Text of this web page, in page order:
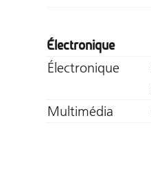
Électronique
Électronique
Multimédia